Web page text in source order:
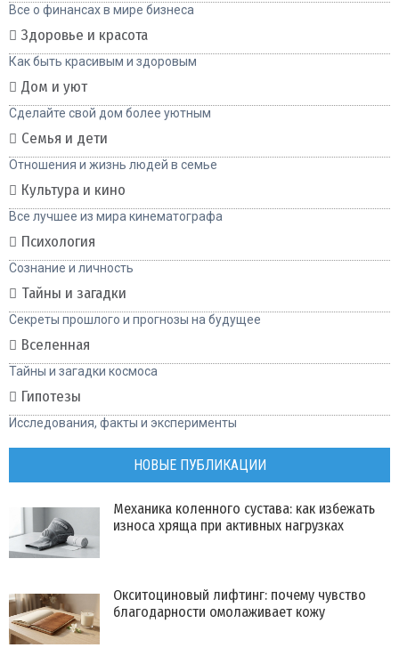
Все о финансах в мире бизнеса
Здоровье и красота
Как быть красивым и здоровым
Дом и уют
Сделайте свой дом более уютным
Семья и дети
Отношения и жизнь людей в семье
Культура и кино
Все лучшее из мира кинематографа
Психология
Сознание и личность
Тайны и загадки
Секреты прошлого и прогнозы на будущее
Вселенная
Тайны и загадки космоса
Гипотезы
Исследования, факты и эксперименты
НОВЫЕ ПУБЛИКАЦИИ
Механика коленного сустава: как избежать
износа хряща при активных нагрузках
Окситоциновый лифтинг: почему чувство
благодарности омолаживает кожу